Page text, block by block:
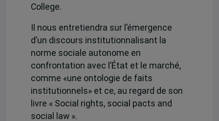
College.
Il nous entretiendra sur l’émergence
d’un discours institutionnalisant la
norme sociale autonome en
confrontation avec l’État et le marché,
comme «une ontologie de faits
institutionnels» et ce, au regard de son
livre « Social rights, social pacts and
social law ».